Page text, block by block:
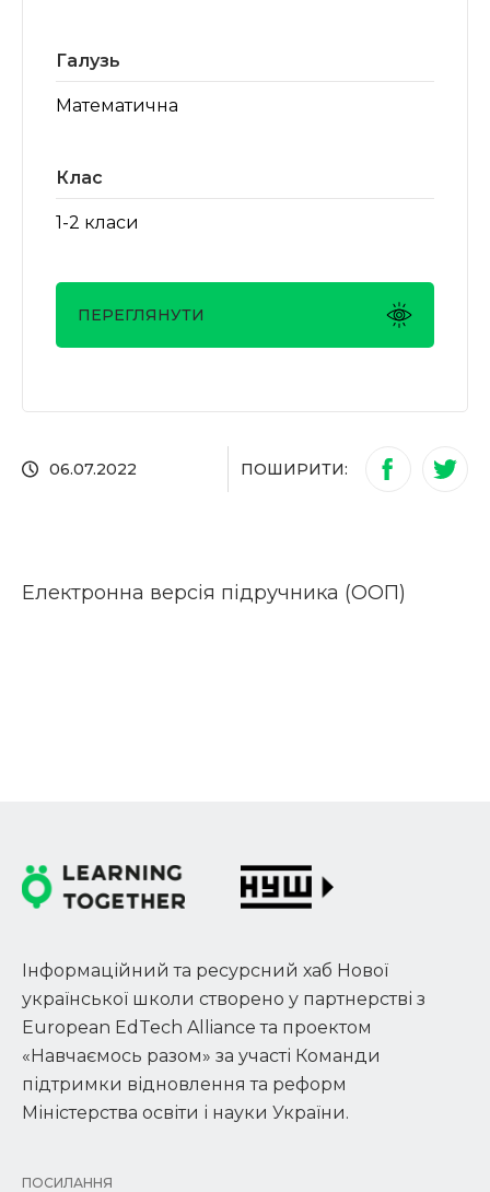
06.07.2022 ПОШИРИТИ:
Електронна версія підручника (ООП)
Галузь
Математична
Клас
1-2 класи
ПЕРЕГЛЯНУТИ
Інформаційний та ресурсний хаб Нової
української школи створено у партнерстві з
European EdTech Alliance та проектом
«Навчаємось разом» за участі Команди
підтримки відновлення та реформ
Міністерства освіти і науки України.
ПОСИЛАННЯ